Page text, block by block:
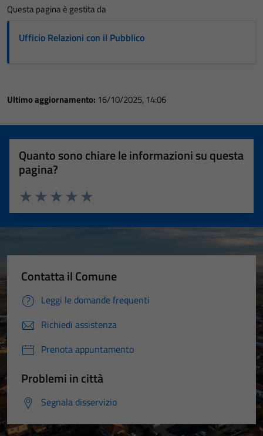
Questa pagina è gestita da
Ufficio Relazioni con il Pubblico
Ultimo aggiornamento: 16/10/2025, 14:06
Quanto sono chiare le informazioni su questa
pagina?
Valuta 5 stelle su 5
Valuta 4 stelle su 5
Valuta 3 stelle su 5
Valuta 2 stelle su 5
Valuta 1 stelle su 5
Contatta il Comune
Leggi le domande frequenti
Richiedi assistenza
Prenota appuntamento
Problemi in città
Segnala disservizio